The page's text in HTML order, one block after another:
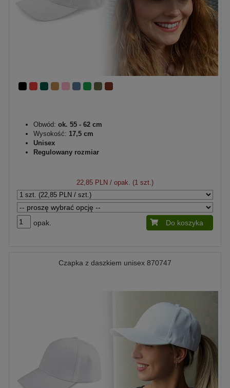
Obwód: ok. 55 - 62 cm
Wysokość: 17,5 cm
Unisex
Regulowany rozmiar
22,85 PLN / opak. (1 szt.)
opak. Do koszyka
Czapka z daszkiem unisex 870747